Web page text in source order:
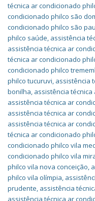
técnica ar condicionado
condicionado philco são
condicionado philco são
philco saúde, assistência
assistência técnica ar
técnica ar condicionado
condicionado philco
philco tucuruvi, assistência
bonilha, assistência
assistência técnica ar
assistência técnica ar
assistência técnica ar
técnica ar condicionado
condicionado philco vila
condicionado philco vila
philco vila nova conceição,
philco vila olímpia,
prudente, assistência
assistência técnica ar